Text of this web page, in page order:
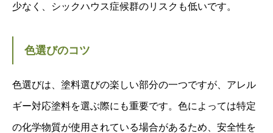
少なく、シックハウス症候群のリスクも低いです。
色選びのコツ
色選びは、塗料選びの楽しい部分の一つですが、アレル
ギー対応塗料を選ぶ際にも重要です。色によっては特定
の化学物質が使用されている場合があるため、安全性を